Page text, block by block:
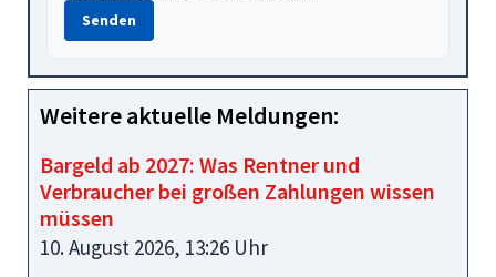
Senden
Weitere aktuelle Meldungen:
Bargeld ab 2027: Was Rentner und
Verbraucher bei großen Zahlungen wissen
müssen
10. August 2026, 13:26 Uhr